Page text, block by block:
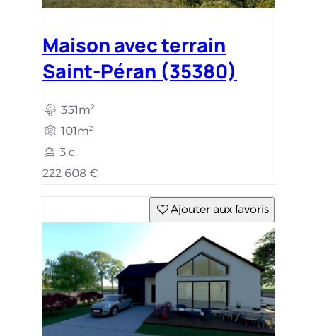
Maison avec terrain
Saint-Péran (35380)
351m²
101m²
3 c.
222 608 €
Ajouter aux favoris